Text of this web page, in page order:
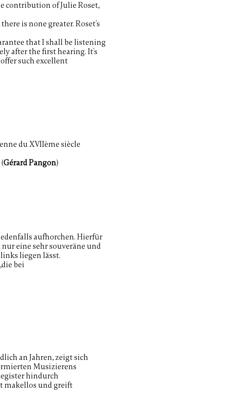
contribution of Julie Roset,
is none greater. Roset’s
that I shall be listening
after the first hearing. It’s
such excellent
du XVIIème siècle
Gérard Pangon)
aufhorchen. Hierfür
eine sehr souveräne und
liegen lässt.
bei
an Jahren, zeigt sich
Musizierens
hindurch
makellos und greift